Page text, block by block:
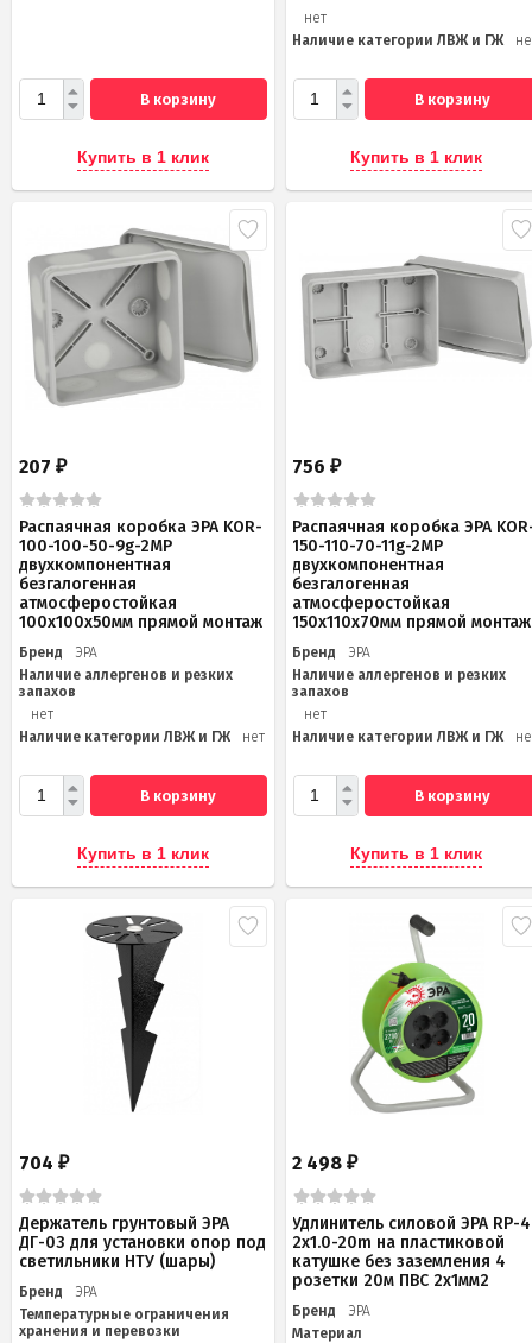
В корзину
Купить в 1 клик
нет
Наличие категории ЛВЖ и ГЖ
В корзину
Купить в 1 клик
207 ₽
Распаячная коробка ЭРА KOR-
100-100-50-9g-2MP
двухкомпонентная
безгалогенная
атмосферостойкая
100х100х50мм прямой монтаж
Бренд
ЭРА
Наличие аллергенов и резких
запахов
нет
Наличие категории ЛВЖ и ГЖ
нет
В корзину
Купить в 1 клик
756₽
Распаячная коробка ЭРА
150-110-70-11g-2MP
двухкомпонентная
безгалогенная
атмосферостойкая
150х110х70мм прямой монтаж
Бренд
ЭРА
Наличие аллергенов и резких
запахов
нет
Наличие категории ЛВЖ и ГЖ
В корзину
Купить в 1 клик
704 ₽
Держатель грунтовый ЭРА
ДГ-03 для установки опор под
светильники НТУ (шары)
Бренд
ЭРА
Температурные ограничения
хранения и перевозки
2 498₽
Удлинитель силовой ЭРА RP-
2x1.0-20m на пластиковой
катушке без заземления 4
розетки 20м ПВС 2х1мм2
Бренд
ЭРА
Материал